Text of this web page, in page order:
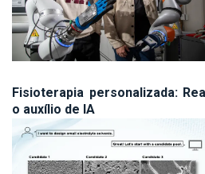
Fisioterapia personalizada:
o auxílio de IA